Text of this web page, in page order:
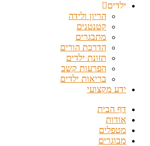
ילדים
הריון ולידה
קטנטנים
מתבגרים
הדרכת הורים
תזונת ילדים
הפרעות קשב
בריאות ילדים
ידע מקצועי
דף הבית
אודות
מטפלים
מבוגרים